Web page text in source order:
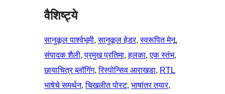
वैशिष्ट्ये
सानुकूल पार्श्वभूमी, सानुकूल हेडर, स्वरूपित मेनू
संपादक शैली, प्रमुख प्रतिमा, हलका, एक स्तंभ
छायाचित्र ब्लॉगिंग, रिस्पोन्सिव आराखडा, RTL
भाषेचे समर्थन, चिखलीत पोस्ट, भाषांतर तयार